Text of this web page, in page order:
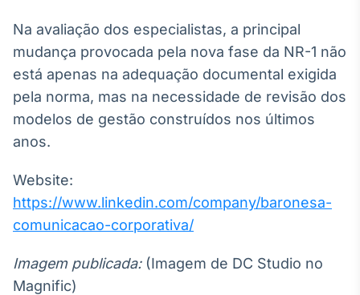
Na avaliação dos especialistas, a principal
mudança provocada pela nova fase da NR-1 não
está apenas na adequação documental exigida
pela norma, mas na necessidade de revisão dos
modelos de gestão construídos nos últimos
anos.
Website:
https://www.linkedin.com/company/baronesa-
comunicacao-corporativa/
Imagem publicada:(Imagem de DC Studio no
Magnific)